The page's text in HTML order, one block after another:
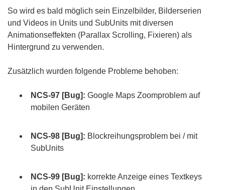
So wird es bald möglich sein Einzelbilder, Bilderserien
und Videos in Units und SubUnits mit diversen
Animationseffekten (Parallax Scrolling, Fixieren) als
Hintergrund zu verwenden.
Zusätzlich wurden folgende Probleme behoben:
NCS-97 [Bug]: Google Maps Zoomproblem auf
mobilen Geräten
NCS-98 [Bug]: Blockreihungsproblem bei / mit
SubUnits
NCS-99 [Bug]: korrekte Anzeige eines Textkeys